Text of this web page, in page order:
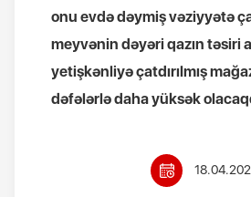
onu evdə dəymiş vəziyyətə
meyvənin dəyəri qazın təsiri
yetişkənliyə çatdırılmış
dəfələrlə daha yüksək